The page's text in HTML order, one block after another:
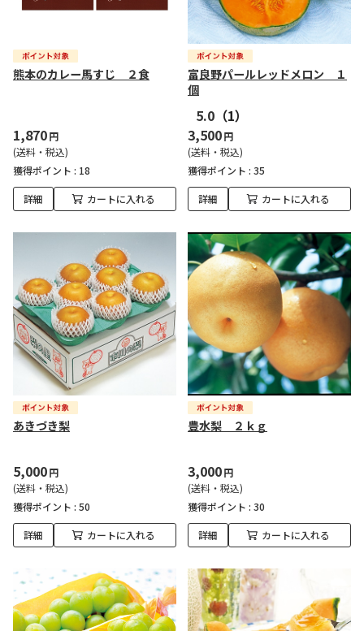
熊本のカレー馬すじ ２食
1,870円
(送料・税込)
獲得ポイント : 18
詳細 カートに入れる
富良野パールレッドメロン １
個
5.0 （1）
3,500円
(送料・税込)
獲得ポイント : 35
詳細 カートに入れる
あきづき梨
5,000円
(送料・税込)
獲得ポイント : 50
詳細 カートに入れる
豊水梨 ２ｋｇ
3,000円
(送料・税込)
獲得ポイント : 30
詳細 カートに入れる